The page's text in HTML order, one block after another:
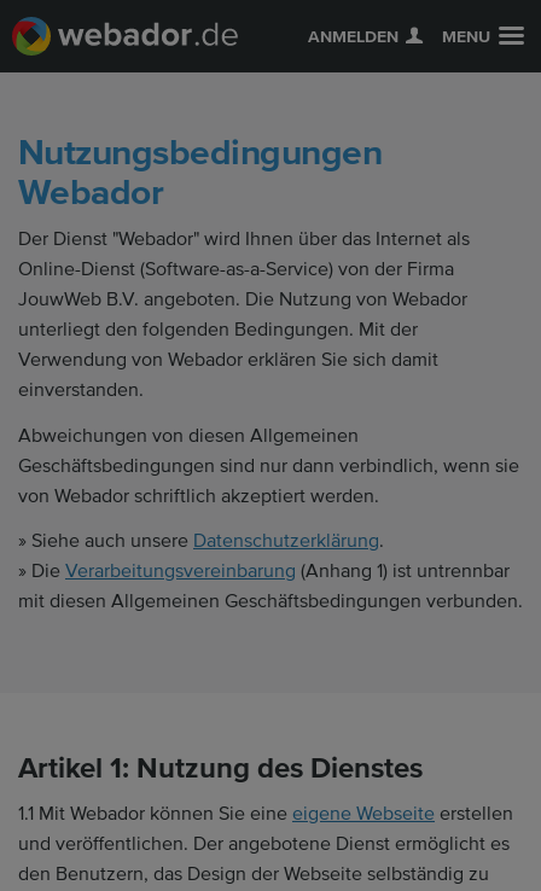
ANMELDEN MENU
Nutzungsbedingungen
Webador
Der Dienst "Webador" wird Ihnen über das Internet als
Online-Dienst (Software-as-a-Service) von der Firma
JouwWeb B.V. angeboten. Die Nutzung von Webador
unterliegt den folgenden Bedingungen. Mit der
Verwendung von Webador erklären Sie sich damit
einverstanden.
Abweichungen von diesen Allgemeinen
Geschäftsbedingungen sind nur dann verbindlich, wenn sie
von Webador schriftlich akzeptiert werden.
» Siehe auch unsere Datenschutzerklärung.
» Die Verarbeitungsvereinbarung (Anhang 1) ist untrennbar
mit diesen Allgemeinen Geschäftsbedingungen verbunden.
Artikel 1: Nutzung des Dienstes
1.1 Mit Webador können Sie eine eigene Webseite erstellen
und veröffentlichen. Der angebotene Dienst ermöglicht es
den Benutzern, das Design der Webseite selbständig zu